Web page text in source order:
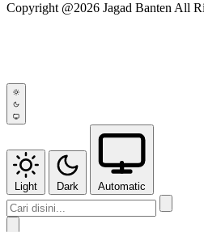
Copyright @2026 Jagad Banten All
Light Dark Automatic